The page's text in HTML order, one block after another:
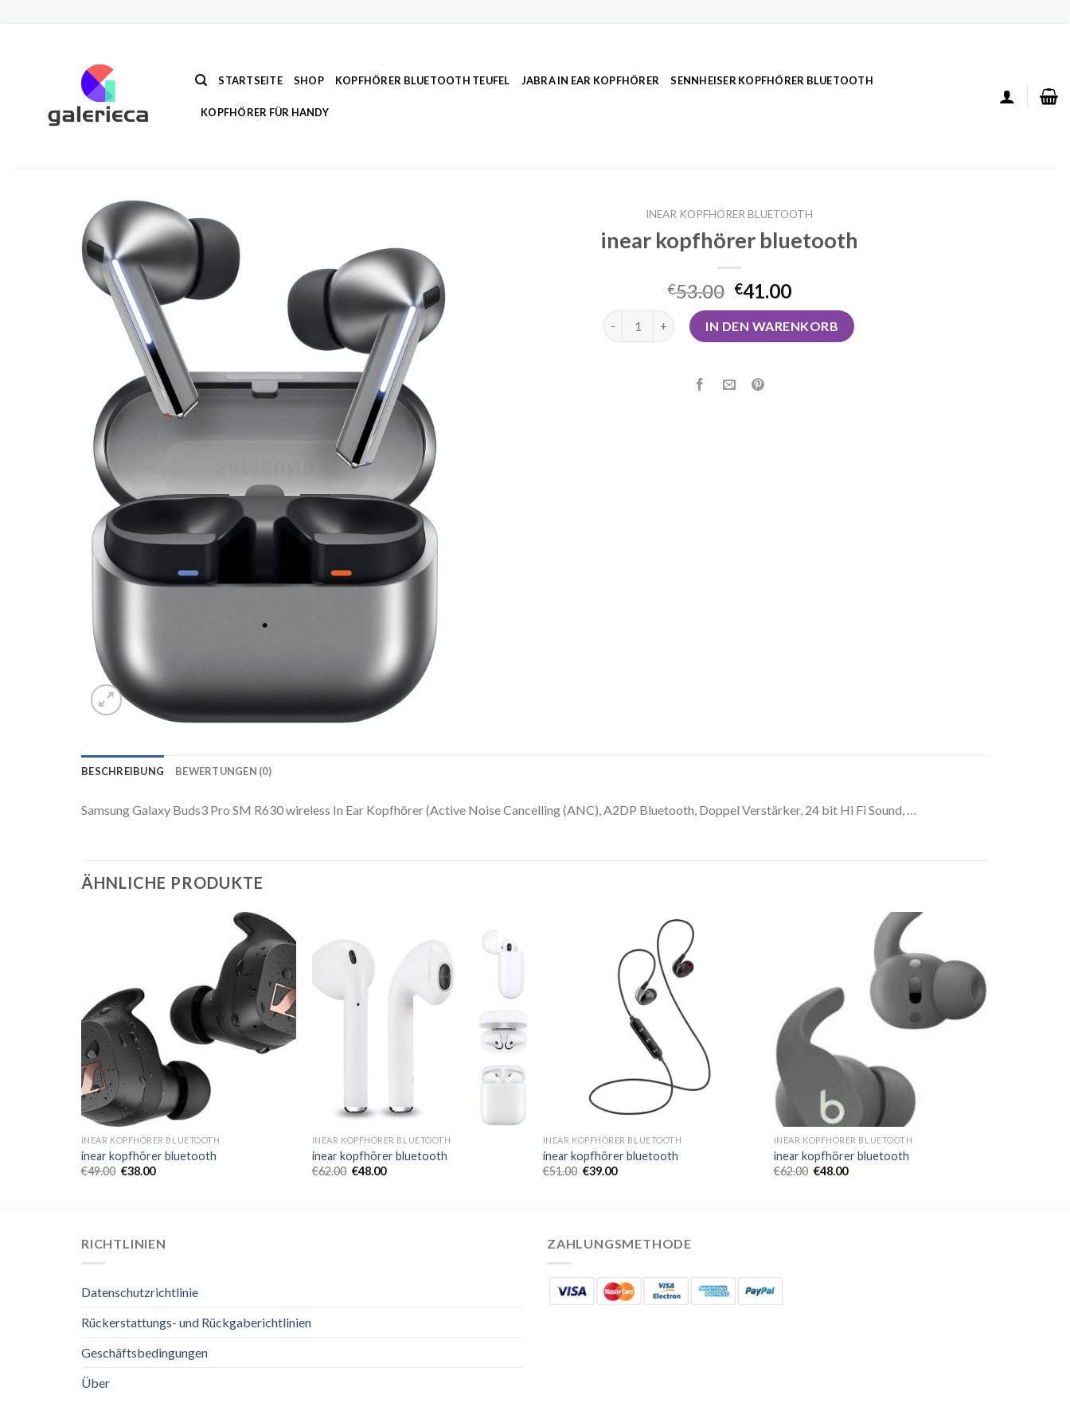
STARTSEITE SHOP KOPFHÖRER BLUETOOTH TEUFEL JABRA IN EAR KOPFHÖRER SENNHEISER KOPFHÖRER BLUETOOTH
KOPFHÖRER FÜR HANDY
INEAR KOPFHÖRER BLUETOOTH
inear kopfhörer bluetooth
€53.00 €41.00
inear kopfhörer bluetooth Menge
IN DEN WARENKORB
BESCHREIBUNG BEWERTUNGEN (0)
Samsung Galaxy Buds3 Pro SM R630 wireless In Ear Kopfhörer (Active Noise Cancelling (ANC), A2DP Bluetooth, Doppel Verstärker, 24 bit Hi Fi Sound, …
ÄHNLICHE PRODUKTE
INEAR KOPFHÖRER BLUETOOTH
inear kopfhörer bluetooth
€49.00 €38.00
INEAR KOPFHÖRER BLUETOOTH
inear kopfhörer bluetooth
€62.00 €48.00
INEAR KOPFHÖRER BLUETOOTH
inear kopfhörer bluetooth
€51.00 €39.00
INEAR KOPFHÖRER BLUETOOTH
inear kopfhörer bluetooth
€62.00 €48.00
RICHTLINIEN
Datenschutzrichtlinie
Rückerstattungs- und Rückgaberichtlinien
Geschäftsbedingungen
Über
ZAHLUNGSMETHODE